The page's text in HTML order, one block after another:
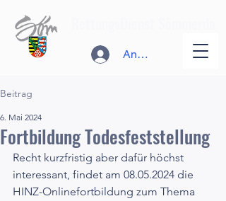
Anmelden
Beitrag
Fortbildung Todesfeststellung
6. Mai 2024
Recht kurzfristig aber dafür höchst
interessant, findet am 08.05.2024 die
HINZ-Onlinefortbildung zum Thema